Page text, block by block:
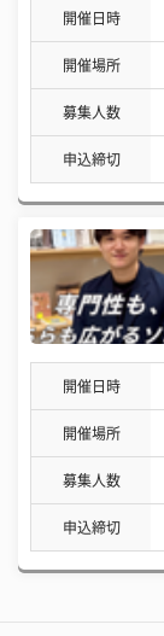
開催日時
開催場所
募集人数
申込締切
開催日時
開催場所
募集人数
申込締切